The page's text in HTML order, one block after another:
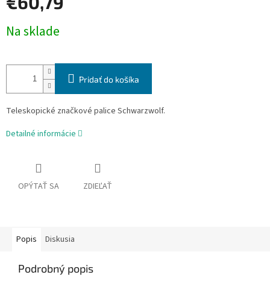
cena:
Na sklade
Pridať do košíka
Teleskopické značkové palice Schwarzwolf.
Detailné informácie
OPÝTAŤ SA ZDIEĽAŤ
Popis Diskusia
Podrobný popis